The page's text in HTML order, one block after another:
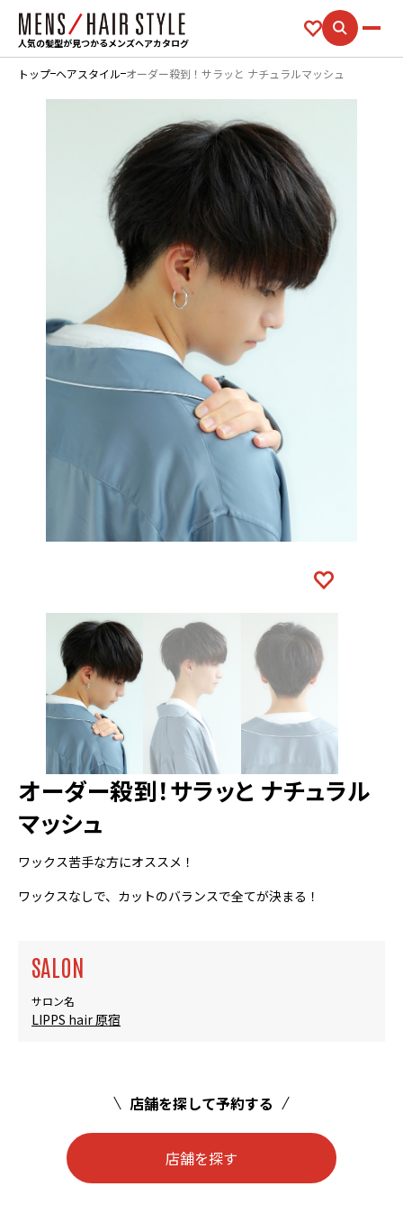
人気の髪型が見つかるメンズヘアカタログ
トップ ヘアスタイル オーダー殺到！サラッと ナチュラルマッシュ
オーダー殺到！サラッと ナチュラル
マッシュ
ワックス苦手な方にオススメ！
ワックスなしで、カットのバランスで全てが決まる！
SALON
サロン名
LIPPS hair 原宿
店舗を探して予約する
店舗を探す